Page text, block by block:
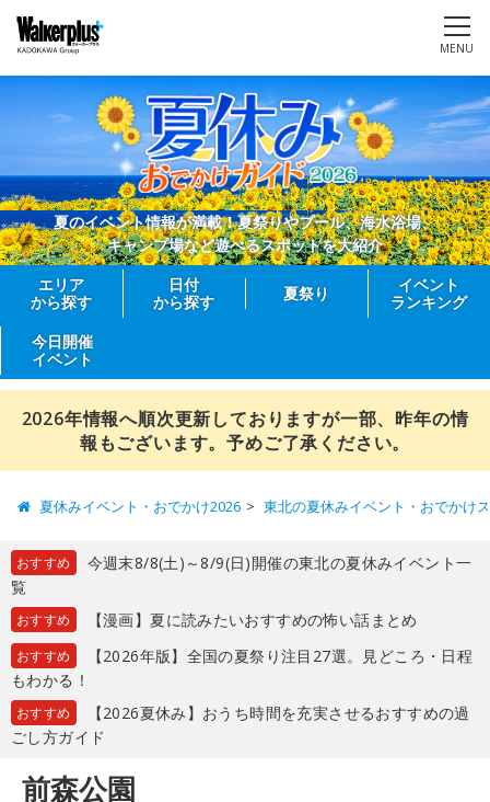
MENU
夏のイベント情報が満載！夏祭りやプール、海水浴場、
キャンプ場など遊べるスポットを大紹介
エリア
から探す
日付
から探す
夏祭り
イベント
ランキング
今日開催
イベント
2026年情報へ順次更新しておりますが一部、昨年の情
報もございます。予めご了承ください。
夏休みイベント・おでかけ2026 東北の夏休みイベント・おでかけ
おすすめ
今週末8/8(土)～8/9(日)開催の東北の夏休みイベント一
覧
おすすめ 【漫画】夏に読みたいおすすめの怖い話まとめ
おすすめ
【2026年版】全国の夏祭り注目27選。見どころ・日程
もわかる！
おすすめ
【2026夏休み】おうち時間を充実させるおすすめの過
ごし方ガイド
前森公園